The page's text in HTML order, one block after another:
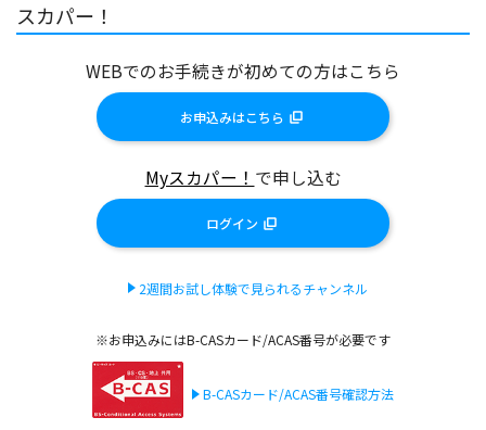
スカパー！
WEBでのお手続きが初めての方はこちら
お申込みはこちら
Myスカパー！ で申し込む
ログイン
2週間お試し体験で見られるチャンネル
※お申込みにはB-CASカード/ACAS番号が必要です
B-CASカード/ACAS番号確認方法